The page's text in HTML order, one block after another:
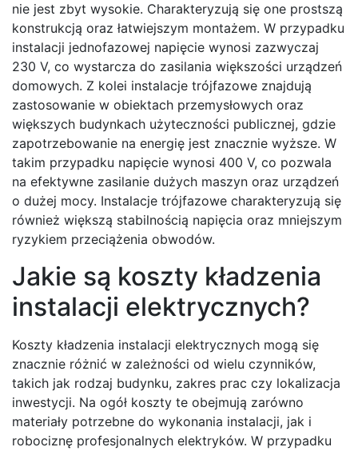
nie jest zbyt wysokie. Charakteryzują się one prostszą
konstrukcją oraz łatwiejszym montażem. W przypadku
instalacji jednofazowej napięcie wynosi zazwyczaj
230 V, co wystarcza do zasilania większości urządzeń
domowych. Z kolei instalacje trójfazowe znajdują
zastosowanie w obiektach przemysłowych oraz
większych budynkach użyteczności publicznej, gdzie
zapotrzebowanie na energię jest znacznie wyższe. W
takim przypadku napięcie wynosi 400 V, co pozwala
na efektywne zasilanie dużych maszyn oraz urządzeń
o dużej mocy. Instalacje trójfazowe charakteryzują się
również większą stabilnością napięcia oraz mniejszym
ryzykiem przeciążenia obwodów.
Jakie są koszty kładzenia
instalacji elektrycznych?
Koszty kładzenia instalacji elektrycznych mogą się
znacznie różnić w zależności od wielu czynników,
takich jak rodzaj budynku, zakres prac czy lokalizacja
inwestycji. Na ogół koszty te obejmują zarówno
materiały potrzebne do wykonania instalacji, jak i
robociznę profesjonalnych elektryków. W przypadku